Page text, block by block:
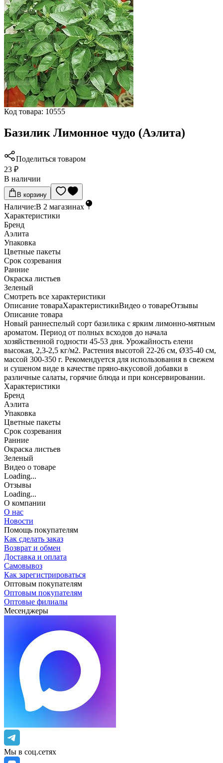
Код товара: 10555
Базилик Лимонное чудо (Аэлита)
Поделиться товаром
23 ₽
В наличии
В корзину
Наличие:В 2 магазинах
Характеристики
Бренд
Аэлита
Упаковка
Цветные пакеты
Срок созревания
Ранние
Окраска листьев
Зеленый
Cмотреть все характеристики
Описание товараХарактеристикиВидео о товареОтзывы
Описание товара
Новый раннеспелый сорт базилика с ярким лимонно-мятным
ароматом. Период от полных всходов до начала
хозяйственной годности 45-53 дня. Урожайность елени
высокая, 2,3-2,5 кг/м2. Растения высотой 22-26 см, Ø35-40 см,
массой 300-350 г. Рекомендуется для использования в свежем
и сушеном виде в качестве пряно-вкусовой добавки в
различные салаты, горячие блюда и при консервировании.
Характеристики
Бренд
Аэлита
Упаковка
Цветные пакеты
Срок созревания
Ранние
Окраска листьев
Зеленый
Видео о товаре
Loading...
Отзывы
Loading...
О компании
О нас
Новости
Помощь покупателям
Как сделать заказ
Возврат и обмен
Доставка и оплата
Самовывоз
Как зарегистрироваться
Оптовым покупателям
Оптовым покупателям
Оптовые филиалы
Месенджеры
Мы в соц.сетях